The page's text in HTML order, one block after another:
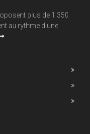
plus de 1 350
au rythme d'une